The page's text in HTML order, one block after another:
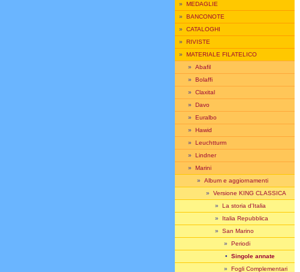
» MEDAGLIE
» BANCONOTE
» CATALOGHI
» RIVISTE
» MATERIALE FILATELICO
» Abafil
» Bolaffi
» Claxital
» Davo
» Euralbo
» Hawid
» Leuchtturm
» Lindner
» Marini
» Album e aggiornamenti
» Versione KING CLASSICA
» La storia d'Italia
» Italia Repubblica
» San Marino
» Periodi
• Singole annate
» Fogli Complementari